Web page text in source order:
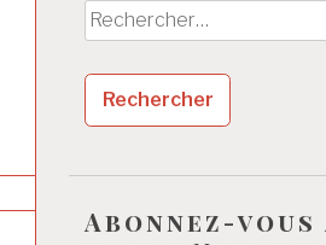
Rechercher :
Abonnez-vous